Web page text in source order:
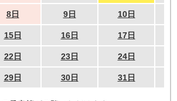
8日 9日 10日
15日 16日 17日
22日 23日 24日
29日 30日 31日